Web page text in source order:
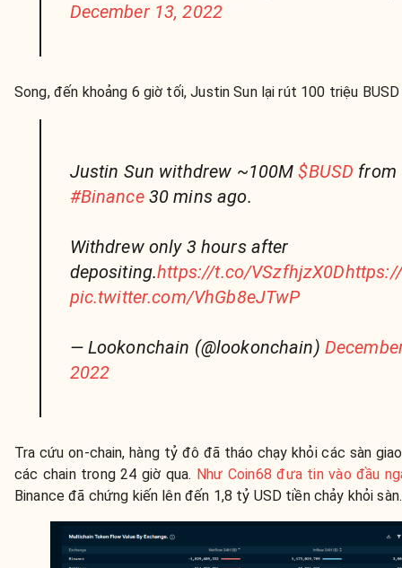
December 13, 2022
Song, đến khoảng 6 giờ tối, Justin Sun lại rút 100 triệu
Justin Sun withdrew ~100M$BUSD from
#Binance30 mins ago.
Withdrew only 3 hours after
depositing.https://t.co/VSzfhjzX0D
pic.twitter.com/VhGb8eJTwP
— Lookonchain (@lookonchain)
2022
Tra cứu on-chain, hàng tỷ đô đã tháo chạy khỏi các sàn
các chain trong 24 giờ qua. Như Coin68 đưa tin vào đầu
Binance đã chứng kiến lên đến 1,8 tỷ USD tiền chảy khỏi sàn.